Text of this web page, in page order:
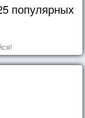
популярных